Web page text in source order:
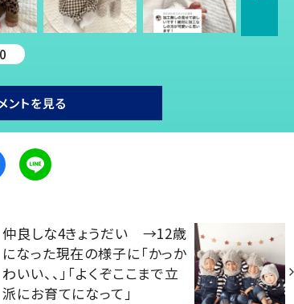
ントを見る
仲良しな4きょうだい →12歳
になった現在の様子に「かっか
わいい、、」「よくぞここまで立
派にお育てになって」